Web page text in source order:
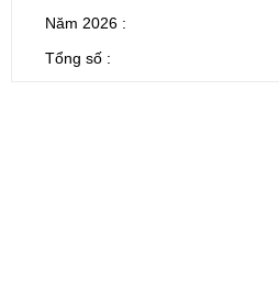
Năm 2026 :
Tổng số :